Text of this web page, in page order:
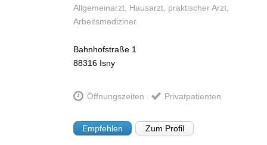
Allgemeinarzt, Hausarzt, praktischer Arzt,
Arbeitsmediziner
Bahnhofstraße 1
88316 Isny
Öffnungszeiten Privatpatienten
Empfehlen Zum Profil